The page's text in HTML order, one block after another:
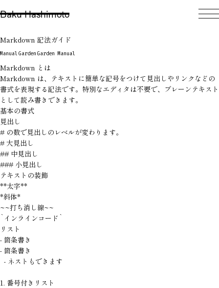
Baku Hashimoto
Manual Garden Garden Manual
Markdown 記法ガイド
Markdown とは
Markdown は、テキストに簡単な記号をつけて見出しやリンクなどの
書式を表現する記法です。特別なエディタは不要で、プレーンテキスト
として読み書きできます。
基本の書式
見出し
# の数で見出しのレベルが変わります。
# 大見出し
## 中見出し
### 小見出し
テキストの装飾
**太字**
*斜体*
~~打ち消し線~~
`インラインコード`
リスト
- 箇条書き
- 箇条書き
  - ネストもできます
1. 番号付きリスト